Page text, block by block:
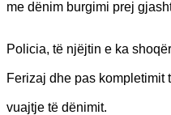
me dënim burgimi prej
Policia, të njëjtin e ka
Ferizaj dhe pas kompletimit
vuajtje të dënimit.